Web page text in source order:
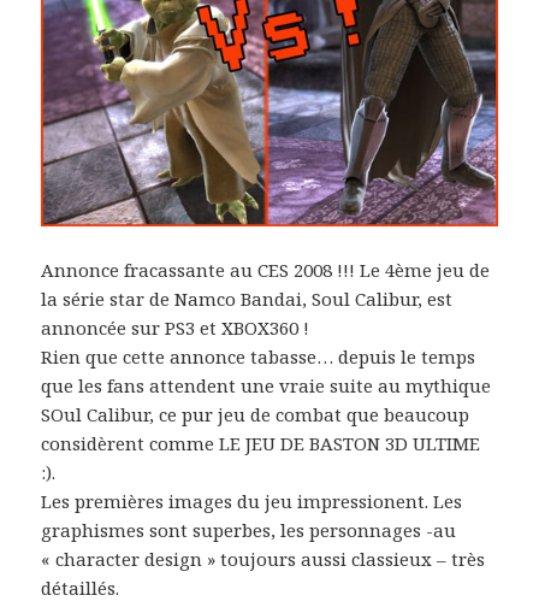
Annonce fracassante au CES 2008 !!! Le 4ème jeu de
la série star de Namco Bandai, Soul Calibur, est
annoncée sur PS3 et XBOX360 !
Rien que cette annonce tabasse… depuis le temps
que les fans attendent une vraie suite au mythique
SOul Calibur, ce pur jeu de combat que beaucoup
considèrent comme LE JEU DE BASTON 3D ULTIME
:).
Les premières images du jeu impressionent. Les
graphismes sont superbes, les personnages -au
« character design » toujours aussi classieux – très
détaillés.